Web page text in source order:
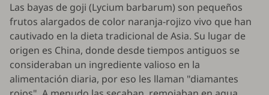
Las bayas de goji (Lycium barbarum) son pequeños
frutos alargados de color naranja-rojizo vivo que han
cautivado en la dieta tradicional de Asia. Su lugar de
origen es China, donde desde tiempos antiguos se
consideraban un ingrediente valioso en la
alimentación diaria, por eso les llaman "diamantes